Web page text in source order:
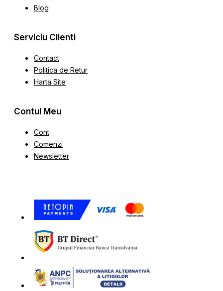
Blog
Serviciu Clienti
Contact
Politica de Retur
Harta Site
Contul Meu
Cont
Comenzi
Newsletter